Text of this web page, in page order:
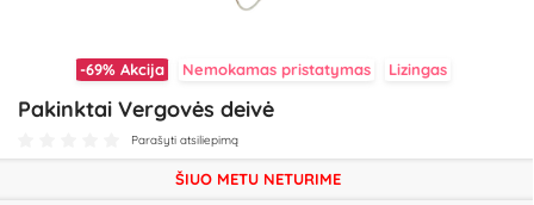
-69% Akcija Nemokamas pristatymas Lizingas
Pakinktai Vergovės deivė
Parašyti atsiliepimą
ŠIUO METU NETURIME